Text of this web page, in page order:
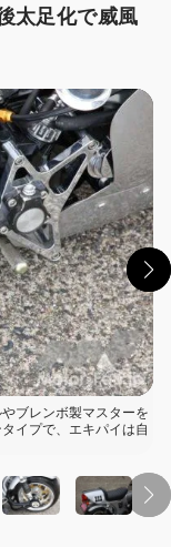
太足化で威風
ブレンボ製マスターを
イプで、エキパイは自